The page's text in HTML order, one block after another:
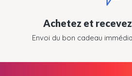
Achetez et
Envoi du bon cadeau